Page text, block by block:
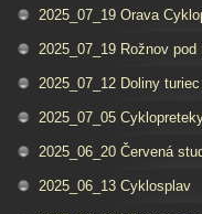
2025_07_19 Orava
2025_07_19 Rožnov pod
2025_07_12 Doliny turiec
2025_07_05
2025_06_20 Červená
2025_06_13 Cyklosplav